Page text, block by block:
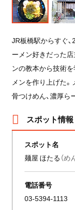
JR板橋駅からすぐ
ーメン好きだった店
ンの教本から技術
メンを作り上げた
骨つけめん、濃厚ら
スポット情報
スポット名
麺屋 ほたる（め
電話番号
03-5394-1113